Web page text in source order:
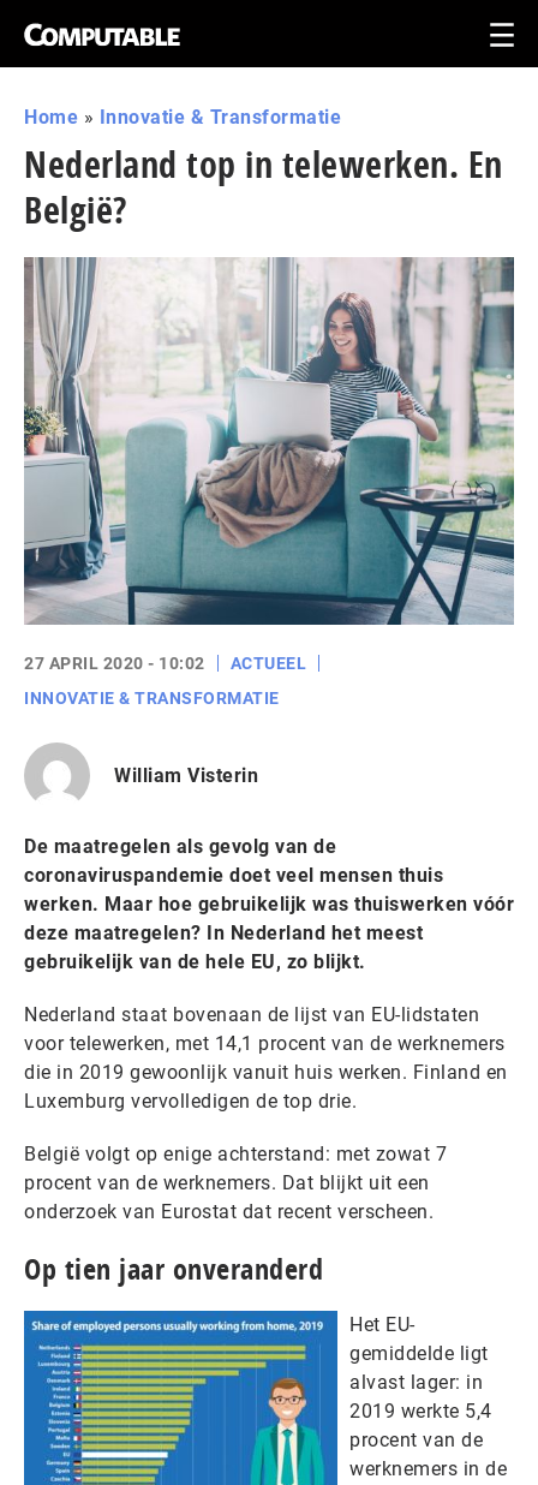
Home » Innovatie & Transformatie
Nederland top in telewerken. En
België?
27 APRIL 2020 - 10:02
ACTUEEL
INNOVATIE & TRANSFORMATIE
William Visterin
De maatregelen als gevolg van de
coronaviruspandemie doet veel mensen thuis
werken. Maar hoe gebruikelijk was thuiswerken vóór
deze maatregelen? In Nederland het meest
gebruikelijk van de hele EU, zo blijkt.
Nederland staat bovenaan de lijst van EU-lidstaten
voor telewerken, met 14,1 procent van de werknemers
die in 2019 gewoonlijk vanuit huis werken. Finland en
Luxemburg vervolledigen de top drie.
België volgt op enige achterstand: met zowat 7
procent van de werknemers. Dat blijkt uit een
onderzoek van Eurostat dat recent verscheen.
Op tien jaar onveranderd
Het EU-
gemiddelde ligt
alvast lager: in
2019 werkte 5,4
procent van de
werknemers in de